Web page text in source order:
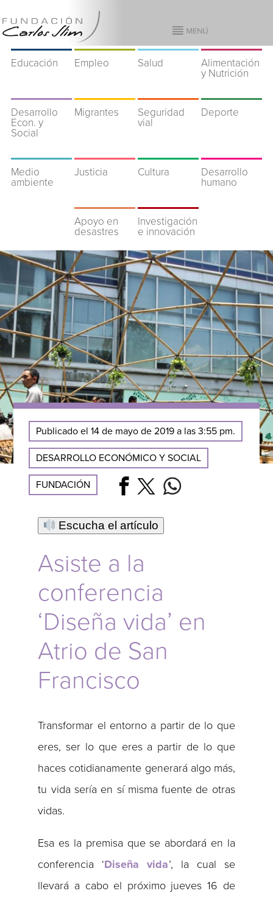
Educación Empleo Salud
Alimentación
y Nutrición
Desarrollo
Econ. y
Social
Migrantes
Seguridad
vial
Deporte
Medio
ambiente
Justicia Cultura
Desarrollo
humano
Apoyo en
desastres
Investigación
e innovación
Publicado el 14 de mayo de 2019 a las 3:55 pm.
DESARROLLO ECONÓMICO Y SOCIAL
FUNDACIÓN
Escucha el artículo
Asiste a la
conferencia
‘Diseña vida’ en
Atrio de San
Francisco
Transformar el entorno a partir de lo que
eres, ser lo que eres a partir de lo que
haces cotidianamente generará algo más,
tu vida sería en sí misma fuente de otras
vidas.
Esa es la premisa que se abordará en la
conferencia ‘Diseña vida’, la cual se
llevará a cabo el próximo jueves 16 de